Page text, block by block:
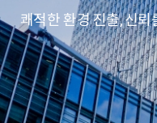
쾌적한 환경 진출, 신